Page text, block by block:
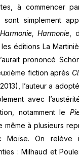
à commencer
sont simplement
Harmonie, Harmonie ,
éditions La
prononcé
fiction après
l’auteur a
avec
notamment le
même à plusieurs
Moïse. On
: Milhaud et